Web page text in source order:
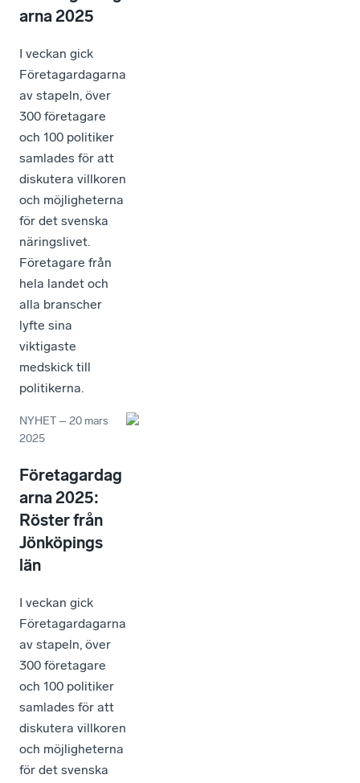
arna 2025
I veckan gick
Företagardagarna
av stapeln, över
300 företagare
och 100 politiker
samlades för att
diskutera villkoren
och möjligheterna
för det svenska
näringslivet.
Företagare från
hela landet och
alla branscher
lyfte sina
viktigaste
medskick till
politikerna.
NYHET –20 mars
2025
Företagardag
arna 2025:
Röster från
Jönköpings
län
I veckan gick
Företagardagarna
av stapeln, över
300 företagare
och 100 politiker
samlades för att
diskutera villkoren
och möjligheterna
för det svenska